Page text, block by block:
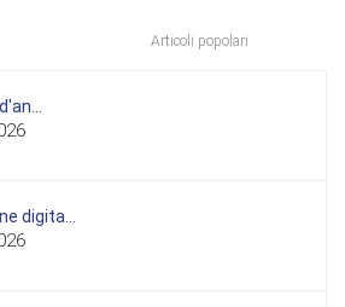
Articoli popolari
digita...